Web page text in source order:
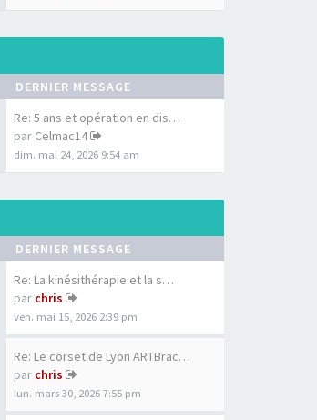
DERNIER MESSAGE
Re: 5 ans et opération en dis…
par Celmac14
dim. mai 24, 2026 9:54 am
DERNIER MESSAGE
Re: La kinésithérapie et la s…
par chris
ven. mai 15, 2026 2:39 pm
Re: Le corset de Lyon ARTBrac…
par chris
lun. mars 30, 2026 7:55 pm